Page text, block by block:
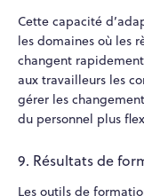
Cette capacité
les domaines où les
changent
aux travailleurs les
gérer les
du personnel plus
9. Résultats de
Les outils de